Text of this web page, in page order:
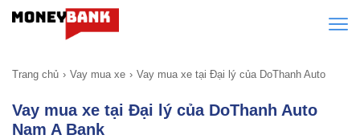
Trang chủ Vay mua xe Vay mua xe tại Đại lý của DoThanh Auto
Vay mua xe tại Đại lý của DoThanh Auto
Nam A Bank